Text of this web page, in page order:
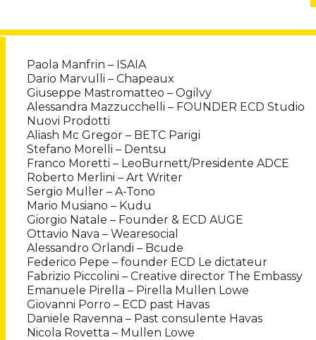
Paola Manfrin – ISAIA
Dario Marvulli – Chapeaux
Giuseppe Mastromatteo – Ogilvy
Alessandra Mazzucchelli – FOUNDER ECD Studio
Nuovi Prodotti
Aliash Mc Gregor – BETC Parigi
Stefano Morelli – Dentsu
Franco Moretti – LeoBurnett/Presidente ADCE
Roberto Merlini – Art Writer
Sergio Muller – A-Tono
Mario Musiano – Kudu
Giorgio Natale – Founder & ECD AUGE
Ottavio Nava – Wearesocial
Alessandro Orlandi – Bcude
Federico Pepe – founder ECD Le dictateur
Fabrizio Piccolini – Creative director The Embassy
Emanuele Pirella – Pirella Mullen Lowe
Giovanni Porro – ECD past Havas
Daniele Ravenna – Past consulente Havas
Nicola Rovetta – Mullen Lowe